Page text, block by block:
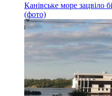
Канівське море зацвіло
(фото)